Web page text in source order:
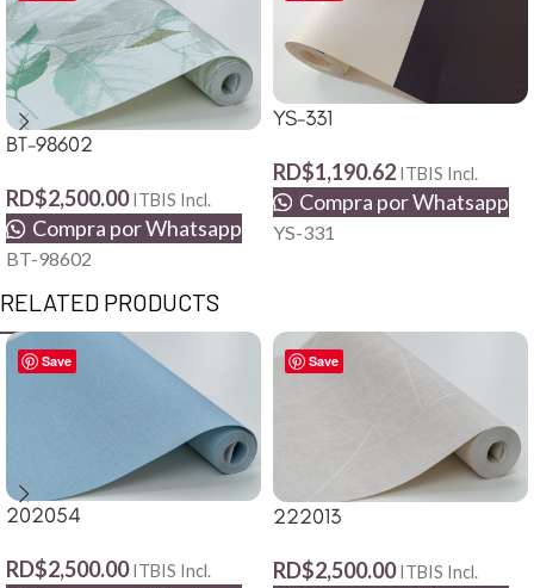
BT-98602
RD$2,500.00 ITBIS Incl.
Compra por Whatsapp
BT-98602
YS-331
RD$1,190.62 ITBIS Incl.
Compra por Whatsapp
YS-331
RELATED PRODUCTS
Save
202054
RD$2,500.00 ITBIS Incl.
Save
222013
RD$2,500.00 ITBIS Incl.